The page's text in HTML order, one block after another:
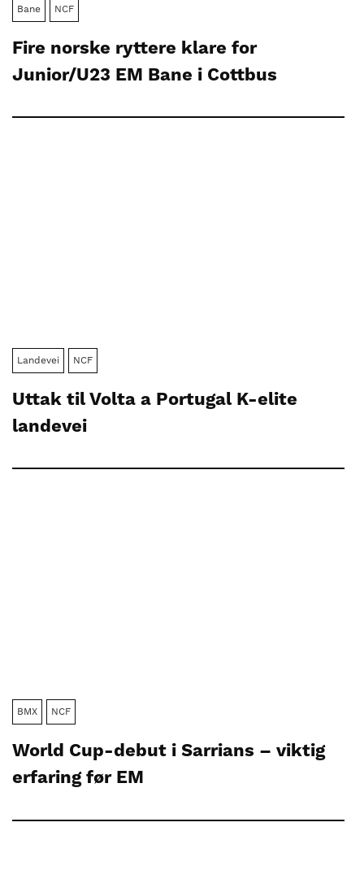
Bane NCF
Fire norske ryttere klare for
Junior/U23 EM Bane i Cottbus
Landevei NCF
Uttak til Volta a Portugal K-elite
landevei
BMX NCF
World Cup-debut i Sarrians – viktig
erfaring før EM